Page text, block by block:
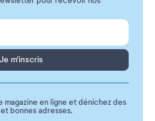
Je m'inscris
magazine en ligne et dénichez des
bonnes adresses.